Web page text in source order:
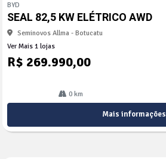
arti
lhe
BYD
SEAL 82,5 KW ELÉTRICO AWD
Seminovos Allma - Botucatu
Ver Mais 1 lojas
R$ 269.990,00
0 km
Mais informações